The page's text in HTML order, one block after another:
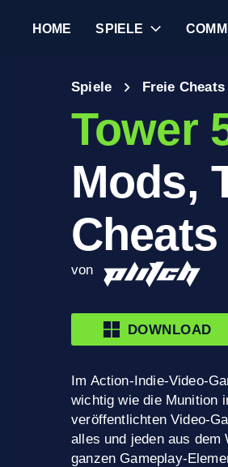
HOME SPIELE
Spiele Freie Cheats
Tower
Mods,
Cheats
von
DOWNLOAD
Im Action-Indie-Video-
wichtig wie die Munition
veröffentlichten Video-
alles und jeden aus dem
ganzen Gameplay-